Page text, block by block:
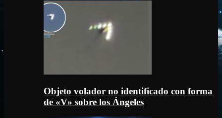
Objeto volador no identificado con forma
de «V» sobre los Ángeles